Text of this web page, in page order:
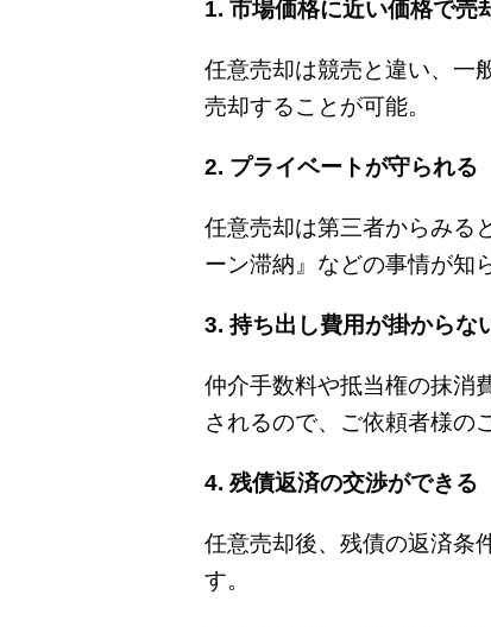
1. 市場価格に近い価格で売
任意売却は競売と違い、一
売却することが可能。
2. プライベートが守られる
任意売却は第三者からみる
ーン滞納』などの事情が知
3. 持ち出し費用が掛からな
仲介手数料や抵当権の抹消
されるので、ご依頼者様の
4. 残債返済の交渉ができる
任意売却後、残債の返済条
す。